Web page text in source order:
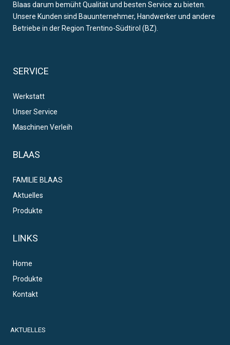
Blaas darum bemüht Qualität und besten Service zu bieten.
Unsere Kunden sind Bauunternehmer, Handwerker und andere
Betriebe in der Region Trentino-Südtirol (BZ).
SERVICE
Werkstatt
Unser Service
Maschinen Verleih
BLAAS
FAMILIE BLAAS
Aktuelles
Produkte
LINKS
Home
Produkte
Kontakt
AKTUELLES